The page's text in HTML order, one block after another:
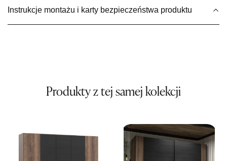
Nr tel.502668736
UL.PLAC DĄBROWSKIEGO 3
76-200 SŁUPSK
Instrukcje montażu i karty bezpieczeństwa produktu
Produkty z tej samej kolekcji